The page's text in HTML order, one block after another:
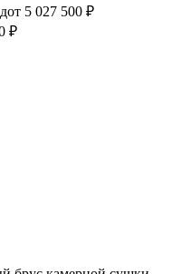
от 5 027 500 ₽
₽